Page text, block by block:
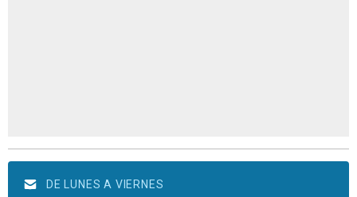
DE LUNES A VIERNES